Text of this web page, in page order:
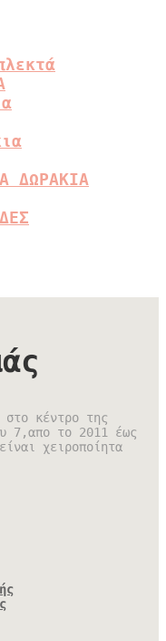
ΔΩΡΑΚΙΑ
στο κέντρο της
7,απο το 2011 έως
χειροποίητα